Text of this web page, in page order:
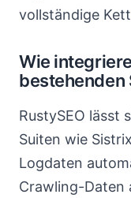
vollständige
Wie
bestehenden
RustySEO lässt
Suiten wie
Logdaten
Crawling-Daten